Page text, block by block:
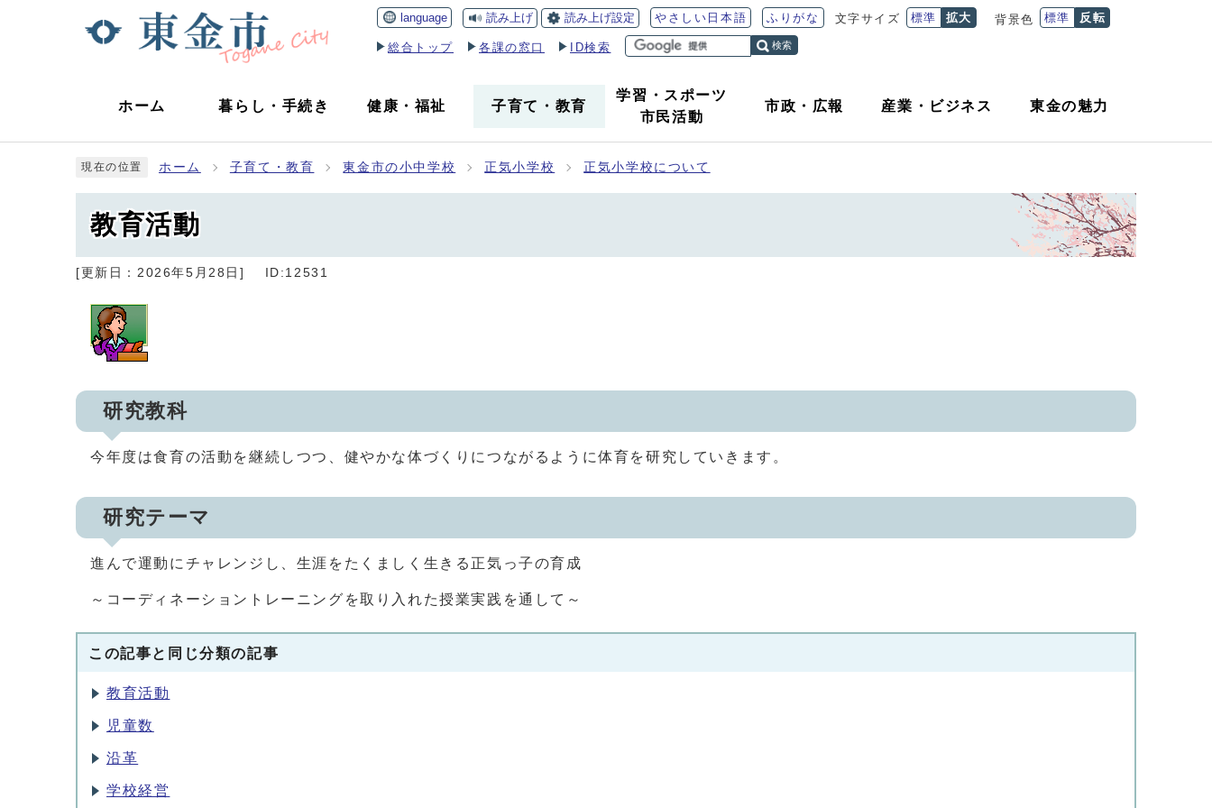
language 読み上げ 読み上げ設定 やさしい日本語 ふりがな 文字サイズ 標準 拡大 背景色 標準 反転
総合トップ 各課の窓口 ID検索 検索
ホーム 暮らし ・ 手続き 健康 ・福祉 子育て ・ 教育
学習・スポーツ
市民活動
市政 ・ 広報 産業 ・ ビジネス 東金の魅力
現在の位置 ホーム 子育て・教育 東金市の小中学校 正気小学校 正気小学校について
教育活動
[更新日： 2026年5月28日 ] ID:12531
研究教科
今年度は食育の活動を継続しつつ、健やかな体づくりにつながるように体育を研究していきます。
研究テーマ
進んで運動にチャレンジし、生涯をたくましく生きる正気っ子の育成
～コーディネーショントレーニングを取り入れた授業実践を通して～
この記事と同じ分類の記事
教育活動
児童数
沿革
学校経営